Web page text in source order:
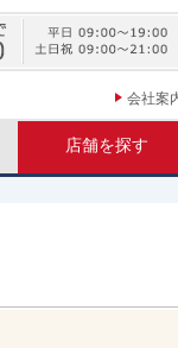
会社案
店舗を探す